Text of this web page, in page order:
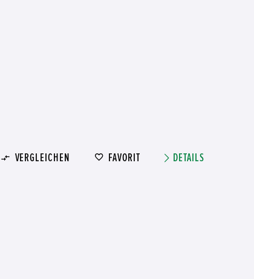
VERGLEICHEN FAVORIT DETAILS